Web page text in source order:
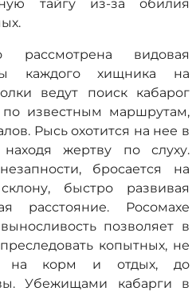
тайгу из-за обилия
рассмотрена видовая
каждого хищника на
ведут поиск кабарог
известным маршрутам,
Рысь охотится на нее в
жертву по слуху.
бросается на
быстро развивая
расстояние. Росомахе
позволяет в
копытных, не
на корм и отдых, до
Убежищами кабарги в